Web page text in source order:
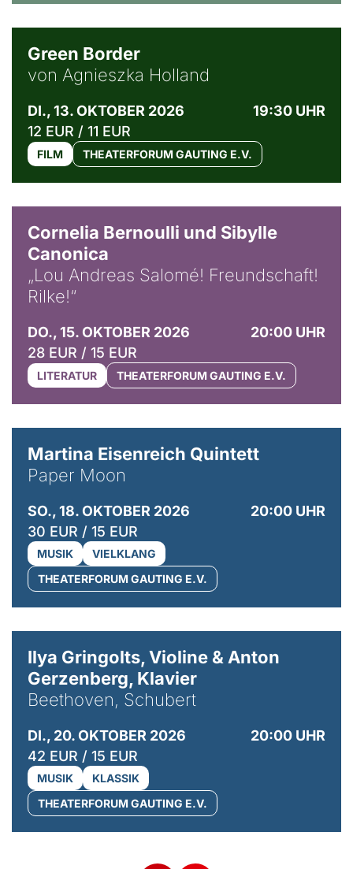
Green Border
von Agnieszka Holland
DI., 13. OKTOBER 2026
19:30 UHR
12 EUR / 11 EUR
FILM THEATERFORUM GAUTING E.V.
Cornelia Bernoulli und Sibylle
Canonica
„Lou Andreas Salomé! Freundschaft!
Rilke!“
DO., 15. OKTOBER 2026
20:00 UHR
28 EUR / 15 EUR
LITERATUR THEATERFORUM GAUTING E.V.
Martina Eisenreich Quintett
Paper Moon
SO., 18. OKTOBER 2026
20:00 UHR
30 EUR / 15 EUR
MUSIK
VIELKLANG
THEATERFORUM GAUTING E.V.
Ilya Gringolts, Violine & Anton
Gerzenberg, Klavier
Beethoven, Schubert
DI., 20. OKTOBER 2026
20:00 UHR
42 EUR / 15 EUR
MUSIK
KLASSIK
THEATERFORUM GAUTING E.V.